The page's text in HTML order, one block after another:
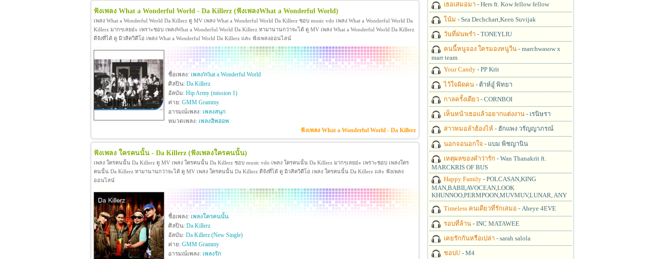
ฟังเพลง What a Wonderful World - Da Killerz (ฟังเพลงWhat a Wonderful World)
เพลง What a Wonderful World Da Killerz ดู MV เพลง What a Wonderful World Da Killerz ชอบ music vdo เพลง What a Wonderful World Da
Killerz มากๆเลยอ่ะ เพราะชอบ เพลงWhat a Wonderful World Da Killerz หามานานกว่าจะได้ ดู MV เพลง What a Wonderful World Da Killerz
ดีจังที่ได้ ดู มิวสิควิดีโอ เพลง What a Wonderful World Da Killerz และ ฟังเพลงออนไลน์
ชื่อเพลง: เพลงWhat a Wonderful World
ศิลปิน: Da Killerz
อัลบัม: Hip Army (mission 1)
ค่าย: GMM Grammy
อารมณ์เพลง: เพลงสนุก
หมวดเพลง: เพลงฮิพฮอพ
ฟังเพลง What a Wonderful World - Da Killerz
ฟังเพลง ใครคนนั้น - Da Killerz (ฟังเพลงใครคนนั้น)
เพลง ใครคนนั้น Da Killerz ดู MV เพลง ใครคนนั้น Da Killerz ชอบ music vdo เพลง ใครคนนั้น Da Killerz มากๆเลยอ่ะ เพราะชอบ เพลงใคร
คนนั้น Da Killerz หามานานกว่าจะได้ ดู MV เพลง ใครคนนั้น Da Killerz ดีจังที่ได้ ดู มิวสิควิดีโอ เพลง ใครคนนั้น Da Killerz และ ฟังเพลง
ออนไลน์
ชื่อเพลง: เพลงใครคนนั้น
ศิลปิน: Da Killerz
อัลบัม: Da Killerz (New Single)
ค่าย: GMM Grammy
อารมณ์เพลง: เพลงรัก
เธอเสมอมา - Hers ft. Kow fellow fellow
โน้ม - Sea Dechchart,Keen Suvijak
วันที่ฝนพรำ - TONEYLIU
คนนี้หนูจอง ใครมองหนูวีน- marchwasow x
marr team
Your Candy- PP Krit
ไว้ใจผิดคน- ต้าห์อู๋ พิทยา
กาลครั้งเดียว- CORNBOI
เห็นหน้าเธอแล้วอยากแต่งงาน- เรนิษรา
สาวหมอลำฮ้องไห้ - ฮักแพง วรัญญาภรณ์
นอกจอนอกใจ - แบม พิชญานิน
เหตุผลของคำว่ารัก - Wan Thanakrit ft.
MARCKRIS OF BUS
Happy Family- POLCASAN,KING
MAN,BABII,AVOCEAN,LOOK
KHUNNOO,PERMPOON,MUVMUV,LUNAR, ANY
Timeless คนเดียวที่รักเสมอ - Aheye 4EVE
รอบที่ล้าน- INC MATAWEE
เคยรักกันหรือเปล่า - sarah salola
ชอบU- M4